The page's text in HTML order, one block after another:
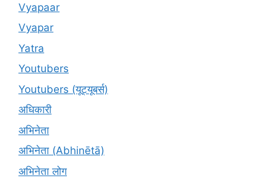
Vyapaar
Vyapar
Yatra
Youtubers
Youtubers (यूट्यूबर्स)
अधिकारी
अभिनेता
अभिनेता (Abhinētā)
अभिनेता लोग